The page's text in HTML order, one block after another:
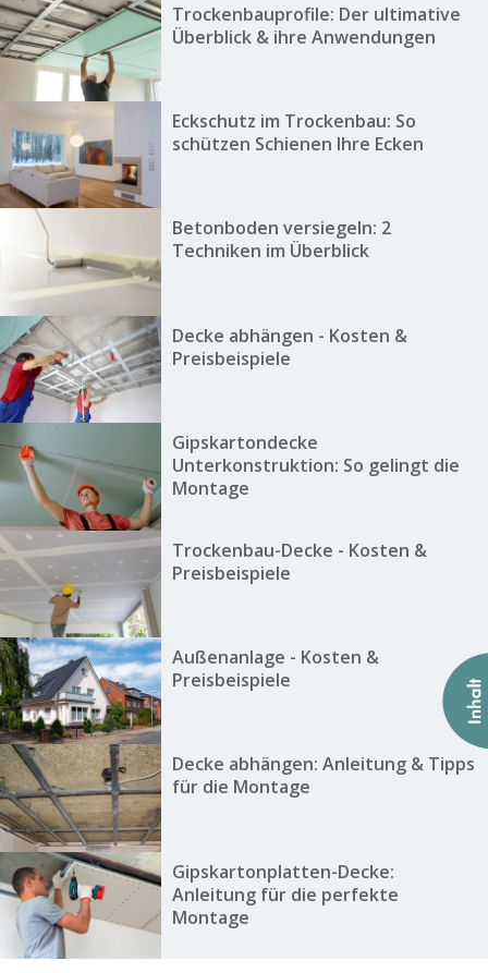
Trockenbauprofile: Der ultimative
Überblick & ihre Anwendungen
Eckschutz im Trockenbau: So
schützen Schienen Ihre Ecken
Betonboden versiegeln: 2
Techniken im Überblick
Decke abhängen - Kosten &
Preisbeispiele
Gipskartondecke
Unterkonstruktion: So gelingt die
Montage
Trockenbau-Decke - Kosten &
Preisbeispiele
Außenanlage - Kosten &
Preisbeispiele
Decke abhängen: Anleitung & Tipps
für die Montage
Gipskartonplatten-Decke:
Anleitung für die perfekte
Montage